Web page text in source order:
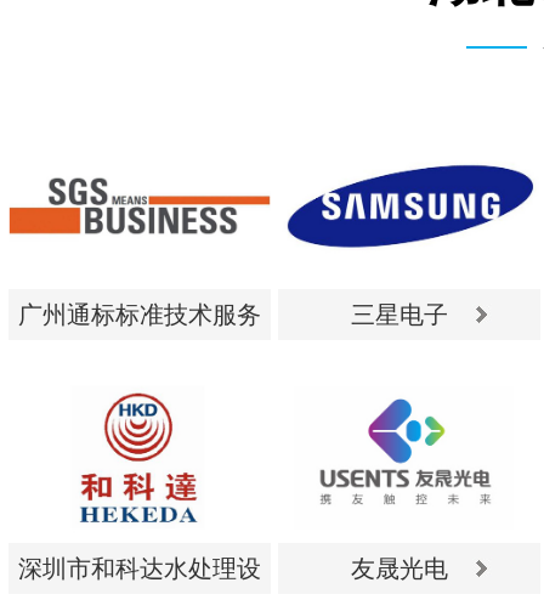
广州通标标准技术服务
广州通标标准技术服务
有限公司
三星电子
三星电子
深圳市和科达水处理设
友晟光电